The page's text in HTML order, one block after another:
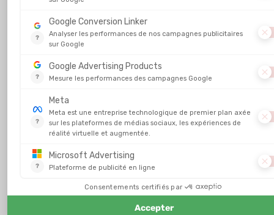
MASQUE SPORT AQUATIQUE
BIOFUSE 2.0
MASQUE SPORT AQUATIQUE
BIOFUSE 2.0